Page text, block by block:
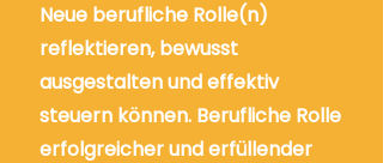
Neue berufliche Rolle(n)
reflektieren, bewusst
ausgestalten und effektiv
steuern können. Berufliche Rolle
erfolgreicher und erfüllender